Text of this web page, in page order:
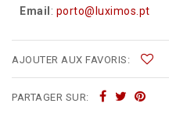
Email : porto@luximos.pt
AJOUTER AUX FAVORIS:
PARTAGER SUR: